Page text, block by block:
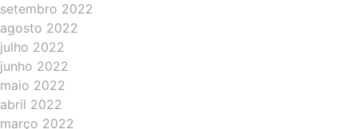
setembro 2022
agosto 2022
julho 2022
junho 2022
maio 2022
abril 2022
março 2022